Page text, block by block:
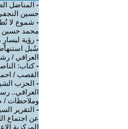
- المناضل
حسين
- شموع لا
محمد حسين
- رؤية
سُبل
العراقي /
-كتاب:
القصب /
- الحزب
العراقي..
وملاحظات /
- التقرير
عن اجتماع
المركزية